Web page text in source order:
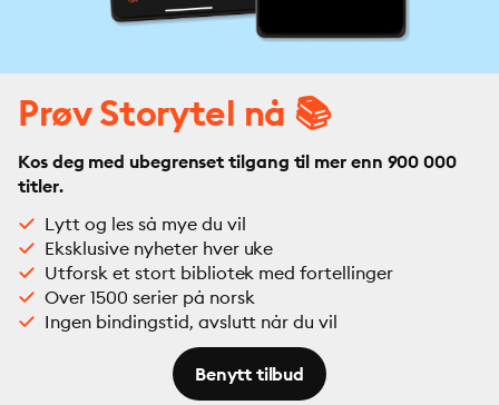
Prøv Storytel nå 📚
Kos deg med ubegrenset tilgang til mer enn 900 000
titler.
Lytt og les så mye du vil
Eksklusive nyheter hver uke
Utforsk et stort bibliotek med fortellinger
Over 1500 serier på norsk
Ingen bindingstid, avslutt når du vil
Benytt tilbud